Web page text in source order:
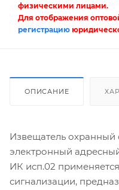
физическими лицами.
Для отображения
регистрацию
ОПИСАНИЕ
Извещатель
электронный
ИК исп.02
сигнализации,